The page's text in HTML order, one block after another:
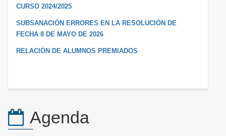
CURSO 2024/2025
SUBSANACIÓN ERRORES EN LA RESOLUCIÓN DE
FECHA 8 DE MAYO DE 2026
RELACIÓN DE ALUMNOS PREMIADOS
Agenda